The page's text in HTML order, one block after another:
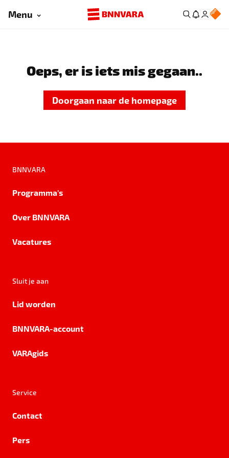
Menu
Oeps, er is iets mis gegaan..
Doorgaan naar de homepage
BNNVARA
Programma's
Over BNNVARA
Vacatures
Sluit je aan
Lid worden
BNNVARA-account
VARAgids
Service
Contact
Pers